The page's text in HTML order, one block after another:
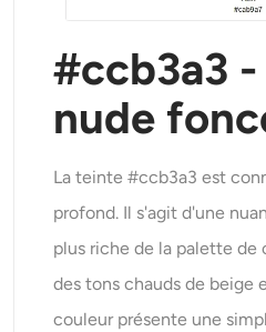
#ccb3a3
nude
La teinte #ccb3a3 est
profond. Il s'agit d'une
plus riche de la palette de
des tons chauds de beige
couleur présente une